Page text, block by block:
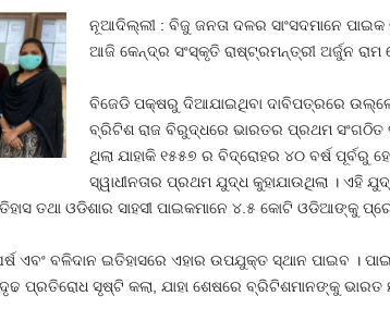
ନୂଆଦିଲ୍ଲୀ : ବିଜୁ ଜନତା ଦଳର ସାଂସଦମାନେ ପାଇକ
ଆଜି କେନ୍ଦ୍ର ସଂସ୍କୃତି ରାଷ୍ଟ୍ରମନ୍ତ୍ରୀ ଅର୍ଜୁନ
ବିଜେଡି ପକ୍ଷରୁ ଦିଆଯାଇଥିବା ଦାବିପତ୍ରରେ
ବ୍ରିଟିଶ ରାଜ ବିରୁଦ୍ଧରେ ଭାରତର ପ୍ରଥମ ସଂଗଠିତ
ଥିଲା ଯାହାକି ୧୫୫୭ ର ବିଦ୍ରୋହର ୪୦ ବର୍ଷ ପୂର୍ବରୁ
ସ୍ୱାଧୀନତାର ପ୍ରଥମ ଯୁଦ୍ଧ କୁହାଯାଉଥିଲା ।
ତଥା ଓଡିଶାର ସାହସୀ ପାଇକମାନେ ୪.୫ କୋଟି ଓଡିଆଙ୍କୁ
ଏବଂ ବଳିଦାନ ଇତିହାସରେ ଏହାର ଉପଯୁକ୍ତ ସ୍ଥାନ ପାଇବ ।
ପ୍ରତିରୋଧ ସୃଷ୍ଟି କଲା, ଯାହା ଶେଷରେ ବ୍ରିଟିଶମାନଙ୍କୁ ଭାରତ